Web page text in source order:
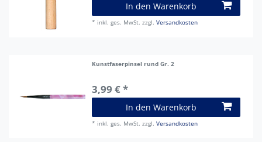
In den Warenkorb
* inkl. ges. MwSt. zzgl.Versandkosten
Kunstfaserpinsel rund Gr. 2
3,99 € *
In den Warenkorb
* inkl. ges. MwSt. zzgl.Versandkosten